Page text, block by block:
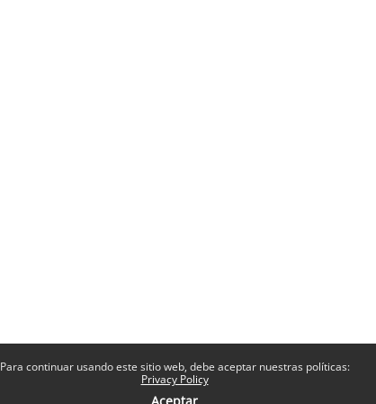
Para continuar usando este sitio web, debe aceptar nuestras políticas:
Privacy Policy